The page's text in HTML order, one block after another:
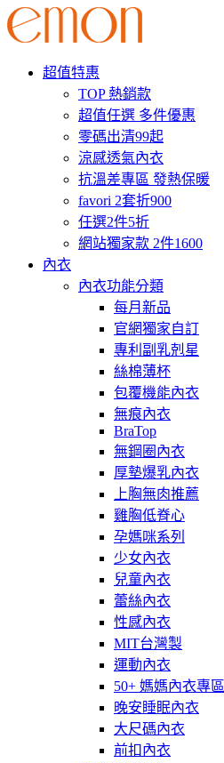
超值特惠
TOP 熱銷款
超值任選 多件優惠
零碼出清99起
涼感透氣內衣
抗溫差專區 發熱保暖
favori 2套折900
任選2件5折
網站獨家款 2件1600
內衣
內衣功能分類
每月新品
官網獨家自訂
專利副乳剋星
絲棉薄杯
包覆機能內衣
無痕內衣
BraTop
無鋼圈內衣
厚墊爆乳內衣
上胸無肉推薦
雞胸低脊心
孕媽咪系列
少女內衣
兒童內衣
蕾絲內衣
性感內衣
MIT台灣製
運動內衣
50+ 媽媽內衣專區
晚安睡眠內衣
大尺碼內衣
前扣內衣